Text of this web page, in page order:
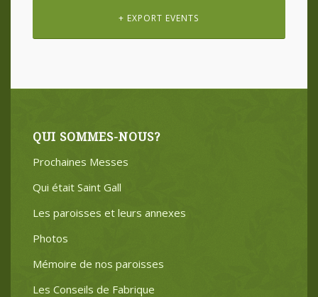
jour
+ EXPORT EVENTS
QUI SOMMES-NOUS?
Prochaines Messes
Qui était Saint Gall
Les paroisses et leurs annexes
Photos
Mémoire de nos paroisses
Les Conseils de Fabrique